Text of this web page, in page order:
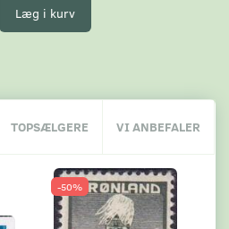
Læg i kurv
TOPSÆLGERE VI ANBEFALER
-50%